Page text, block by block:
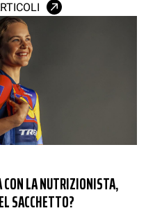
CON LA NUTRIZIONISTA,
SACCHETTO?